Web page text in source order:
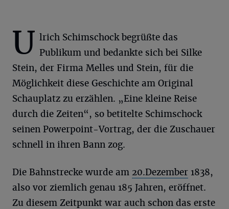
U lrich Schimschock begrüßte das
Publikum und bedankte sich bei Silke
Stein, der Firma Melles und Stein, für die
Möglichkeit diese Geschichte am Original
Schauplatz zu erzählen. „Eine kleine Reise
durch die Zeiten“, so betitelte Schimschock
seinen Powerpoint-Vortrag, der die Zuschauer
schnell in ihren Bann zog.
Die Bahnstrecke wurde am 20.Dezember 1838,
also vor ziemlich genau 185 Jahren, eröffnet.
Zu diesem Zeitpunkt war auch schon das erste